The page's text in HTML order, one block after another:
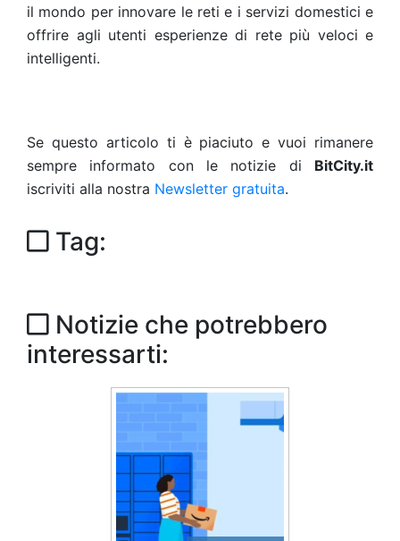
il mondo per innovare le reti e i servizi domestici e
offrire agli utenti esperienze di rete più veloci e
intelligenti.
Se questo articolo ti è piaciuto e vuoi rimanere
sempre informato con le notizie di BitCity.it
iscriviti alla nostra Newsletter gratuita.
Tag:
Notizie che potrebbero
interessarti: